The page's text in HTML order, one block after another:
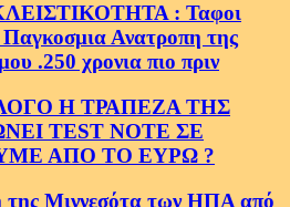
: Ταφοι
Ανατροπη της
.250 χρονια πιο πριν
Η ΤΡΑΠΕΖΑ ΤΗΣ
TEST NOTE ΣΕ
ΑΠΟ ΤΟ ΕΥΡΩ ?
της Μιννεσότα των ΗΠΑ από